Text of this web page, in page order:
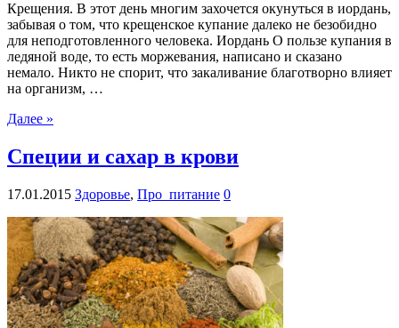
Крещения. В этот день многим захочется окунуться в иордань,
забывая о том, что крещенское купание далеко не безобидно
для неподготовленного человека. Иордань О пользе купания в
ледяной воде, то есть моржевания, написано и сказано
немало. Никто не спорит, что закаливание благотворно влияет
на организм, …
Далее »
Специи и сахар в крови
17.01.2015 Здоровье, Про_питание 0